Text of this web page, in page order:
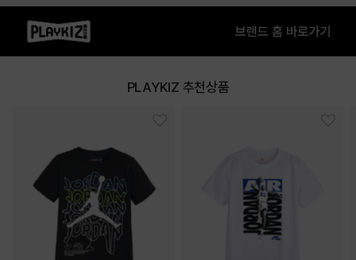
PLAYKIZ 추천상품